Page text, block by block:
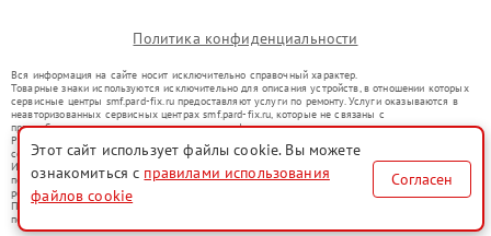
Политика конфиденциальности
Вся информация на сайте носит исключительно справочный характер.
Товарные знаки используются исключительно для описания устройств, в отношении которых
сервисные центры smf.pard-fix.ru предоставляют услуги по ремонту. Услуги оказываются в
неавторизованных сервисных центрах smf.pard-fix.ru, которые не связаны с
правообладателями товарных знаков или их официальными представителями.
Ремонт осуществляется для устройств, уже введенных в гражданский оборот в соответствии
со статьей 1487 ГК РФ.
Использование товарных знаков не преследует цели индивидуализации услуг или введения
потребителей в заблуждение, а служит для информирования о предоставляемых услугах по
ремонту техники указанных брендов.
Представленная на сайте информация не является публичной офертой, определяемой
положениями Статьи 437(2) Гражданского кодекса РФ
Этот сайт использует файлы cookie. Вы можете
ознакомиться с правилами использования
файлов cookie
Согласен